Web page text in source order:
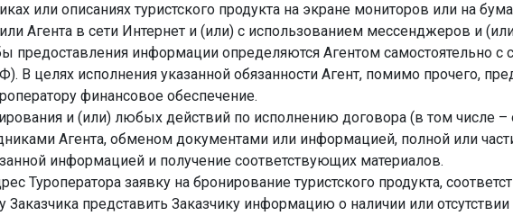
или описаниях туристского продукта на экране мониторов или на
или Агента в сети Интернет и (или) с использованием мессенджеров и
предоставления информации определяются Агентом самостоятельно
В целях исполнения указанной обязанности Агент, помимо прочего,
финансовое обеспечение.
и (или) любых действий по исполнению договора (в том числе –
Агента, обменом документами или информацией, полной или
информацией и получение соответствующих материалов.
Туроператора заявку на бронирование туристского продукта,
Заказчика представить Заказчику информацию о наличии или отсутствии